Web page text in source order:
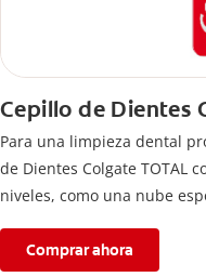
Cepillo de Dientes
Para una limpieza dental
de Dientes Colgate TOTAL
niveles, como una nube
Comprar ahora